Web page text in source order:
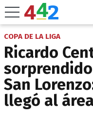
COPA DE LA LIGA
Ricardo
San
llegó al